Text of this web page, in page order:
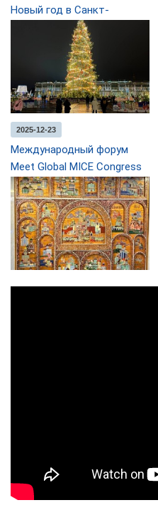
Новый год в Санкт-
2025-12-23
Международный форум
Meet Global MICE Congress